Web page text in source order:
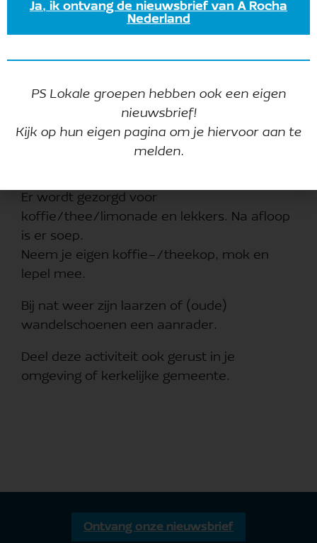
Leer God en elkaar kennen in en door de
natuur tijdens deze bijzondere samenkomst!
Jong en oud zijn van harte welkom.
Er wordt gezorgd voor
koffie/thee/limonade en lekkers. Na afloop
is er soep.
Neem je eigen koffie-/theekop, mok en
lepel mee.
Bij nat weer zijn laarzen of (oude)
wandelschoenen een aanrader.
Deel deze activiteit ook gerust in je
omgeving of kerkelijke gemeente.
Ontvang onze nieuwsbrief
Ja, ik ontvang de nieuwsbrief van A Rocha
Nederland
PS Lokale groepen hebben ook een eigen
nieuwsbrief!
Kijk op hun eigen pagina om je hiervoor aan te
melden.